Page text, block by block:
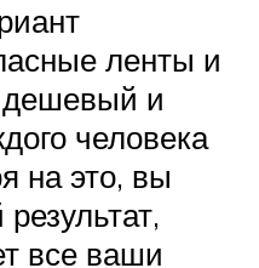
ленты и
дешевый и
человека
на это, вы
все ваши